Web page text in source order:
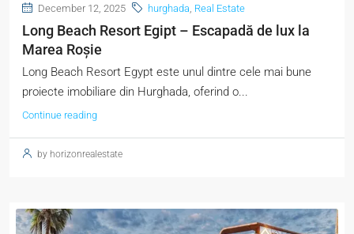
December 12, 2025 hurghada, Real Estate
Long Beach Resort Egipt – Escapadă de lux la
Marea Roșie
Long Beach Resort Egypt este unul dintre cele mai bune
proiecte imobiliare din Hurghada, oferind o...
Continue reading
by horizonrealestate